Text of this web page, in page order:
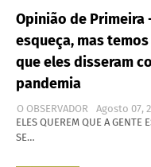
Opinião de Primeira
esqueça, mas
que eles disseram
pandemia
O OBSERVADOR
Agosto 07,
ELES QUEREM QUE A GENTE
SE…